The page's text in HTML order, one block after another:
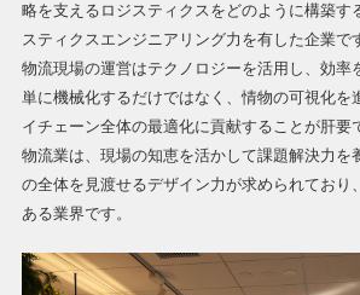
略を支えるロジスティクスをどのように構築す
スティクスエンジニアリング力を有した企業で
物流現場の運営はテクノロジーを活用し、効率
単に機械化するだけではなく、情物の可視化を
イチェーン全体の最適化に貢献することが肝要
物流業は、現場の知恵を活かして課題解決力を
の全体を見渡せるデザイン力が求められており
ある業界です。